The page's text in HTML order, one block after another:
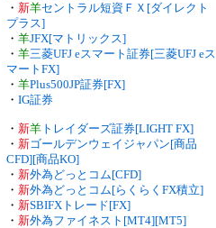
・ 新羊セントラル短資ＦＸ[ダイレクト
プラス]
・ 羊JFX[マトリックス]
・ 羊三菱UFJ eスマート証券[三菱UFJ eス
マートFX]
・ 羊Plus500JP証券[FX]
・ IG証券
・ 新羊 トレイダーズ証券[LIGHT FX]
・ 新ゴールデンウェイジャパン[商品
CFD][商品KO]
・ 新外為どっとコム[CFD]
・ 新外為どっとコム[らくらくFX積立]
・ 新SBIFXトレード[FX]
・ 新外為ファイネスト[MT4][MT5]